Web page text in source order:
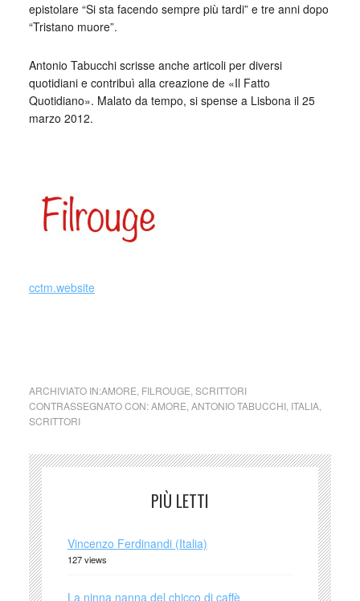
epistolare “Si sta facendo sempre più tardi” e tre anni dopo
“Tristano muore”.
Antonio Tabucchi scrisse anche articoli per diversi
quotidiani e contribuì alla creazione de «Il Fatto
Quotidiano». Malato da tempo, si spense a Lisbona il 25
marzo 2012.
cctm.website
ARCHIVIATO IN:AMORE FILROUGE SCRITTORI
CONTRASSEGNATO CON:AMORE ANTONIO TABUCCHI, ITALIA,
SCRITTORI
PIÙ LETTI
Vincenzo Ferdinandi (Italia)
127 views
La ninna nanna del chicco di caffè